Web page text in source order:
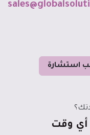
استشارة
وقت